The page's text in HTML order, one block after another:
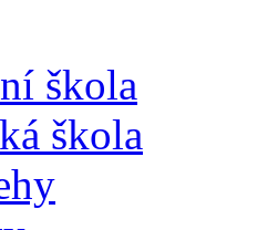
škola
škola